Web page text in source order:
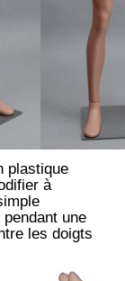
plastique
à
une
les doigts